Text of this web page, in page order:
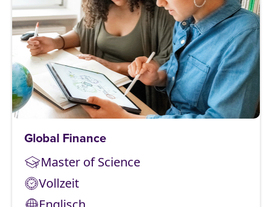
Global Finance
Master of Science
Vollzeit